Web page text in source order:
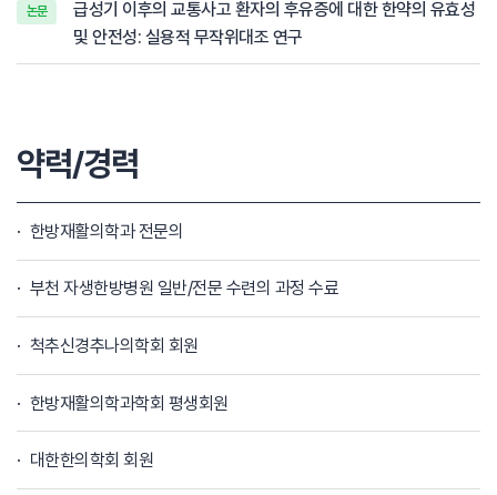
논문
급성기 이후의 교통사고 환자의 후유증에 대한 한약의 유효성
및 안전성: 실용적 무작위대조 연구
약력/경력
한방재활의학과 전문의
부천 자생한방병원 일반/전문 수련의 과정 수료
척추신경추나의학회 회원
한방재활의학과학회 평생회원
대한한의학회 회원